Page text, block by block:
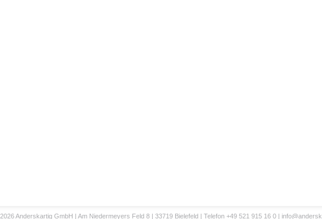
2026 Anderskartig GmbH | Am Niedermeyers Feld 8 | 33719 Bielefeld | Telefon +49 521 915 16 0 |